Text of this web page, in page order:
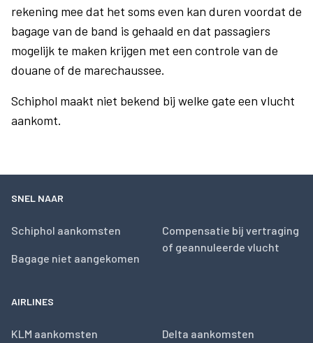
rekening mee dat het soms even kan duren voordat de
bagage van de band is gehaald en dat passagiers
mogelijk te maken krijgen met een controle van de
douane of de marechaussee.
Schiphol maakt niet bekend bij welke gate een vlucht
aankomt.
SNEL NAAR
Schiphol aankomsten
Bagage niet aangekomen
Compensatie bij vertraging
of geannuleerde vlucht
AIRLINES
KLM aankomsten Delta aankomsten